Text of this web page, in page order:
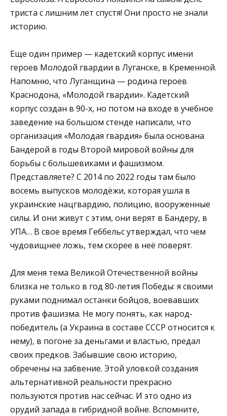
триста с лишним лет спустя! Они просто не знали
историю.
Еще один пример — кадетский корпус имени
героев Молодой гвардии в Луганске, в Кременной.
Напомню, что Луганщина — родина героев
Краснодона, «Молодой гвардии». Кадетский
корпус создан в 90-х, но потом на входе в учебное
заведение на большом стенде написали, что
организация «Молодая гвардия» была основана
Бандерой в годы Второй мировой войны для
борьбы с большевиками и фашизмом.
Представляете? С 2014 по 2022 годы там было
восемь выпусков молодёжи, которая ушла в
украинские нацгвардию, полицию, вооруженные
силы. И они живут с этим, они верят в Бандеру, в
УПА… В свое время Геббельс утверждал, что чем
чудовищнее ложь, тем скорее в неё поверят.
Для меня тема Великой Отечественной войны
близка не только в год 80-летия Победы: я своими
руками поднимал останки бойцов, воевавших
против фашизма. Не могу понять, как народ-
победитель (а Украина в составе СССР относится к
нему), в погоне за деньгами и властью, предал
своих предков. Забывшие свою историю,
обречены на забвение. Этой уловкой создания
альтернативной реальности прекрасно
пользуются против нас сейчас. И это одно из
орудий запада в гибридной войне. Вспомните,